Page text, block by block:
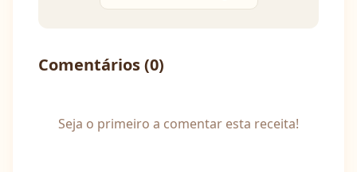
Comentários (0)
Seja o primeiro a comentar esta receita!